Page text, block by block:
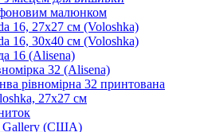
малюнком
16, 27х27 см (Voloshka)
16, 30х40 см (Voloshka)
16 (Alisena)
32 (Alisena)
рівномірна 32 принтована
27х27 см
Gallery (США)